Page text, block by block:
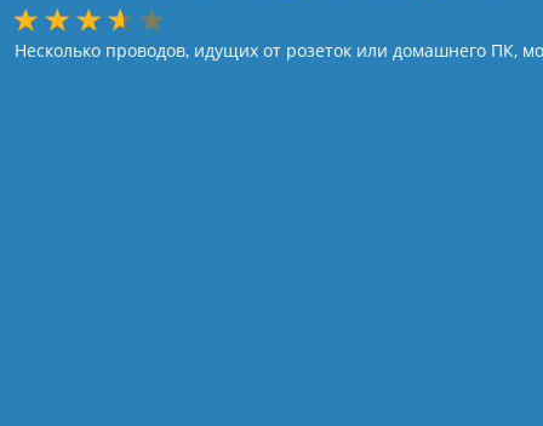
Несколько проводов, идущих от розеток или домашнего ПК,